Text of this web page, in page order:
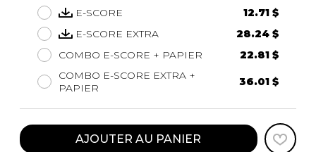
E-SCORE
12.71 $
E-SCORE EXTRA
28.24 $
COMBO E-SCORE + PAPIER
22.81 $
COMBO E-SCORE EXTRA +
PAPIER
36.01 $
AJOUTER AU PANIER